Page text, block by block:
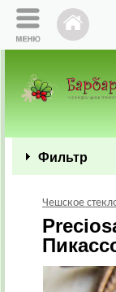
Фильтр
Чешское